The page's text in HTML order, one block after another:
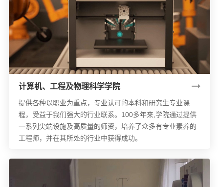
计算机、工程及物理科学学院
提供各种以职业为重点，专业认可的本科和研究生专业课
程，受益于我们强大的行业联系。100多年来,学院通过提供
一系列尖端设施及高质量的师资，培养了众多有专业素养的
工程师，并在其所处的行业中获得成功。